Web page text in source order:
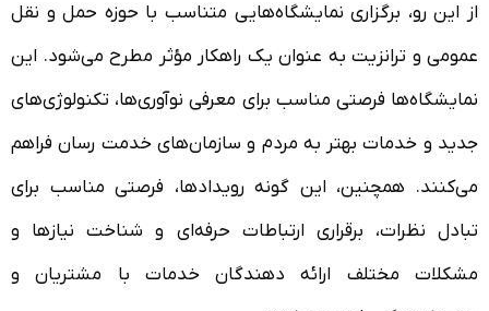
از این رو، برگزاری نمایشگاه‌هایی متناسب با حوزه حمل و نقل
عمومی و ترانزیت به عنوان یک راهکار مؤثر مطرح می‌شود. این
نمایشگاه‌ها فرصتی مناسب برای معرفی نوآوری‌ها، تکنولوژی‌های
جدید و خدمات بهتر به مردم و سازمان‌های خدمت رسان فراهم
می‌کنند. همچنین، این گونه رویدادها، فرصتی مناسب برای
تبادل نظرات، برقراری ارتباطات حرفه‌ای و شناخت نیازها و
مشکلات مختلف ارائه دهندگان خدمات با مشتریان و